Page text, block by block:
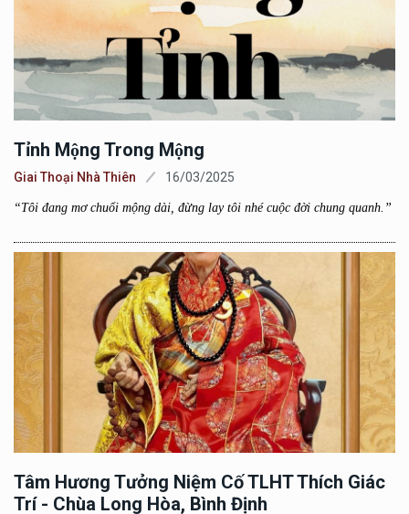
Tỉnh Mộng Trong Mộng
Giai Thoại Nhà Thiên 16/03/2025
“Tôi đang mơ chuổi mộng dài, đừng lay tôi nhé cuộc đời chung quanh.”
Tâm Hương Tưởng Niệm Cố TLHT Thích Giác
Trí - Chùa Long Hòa, Bình Định